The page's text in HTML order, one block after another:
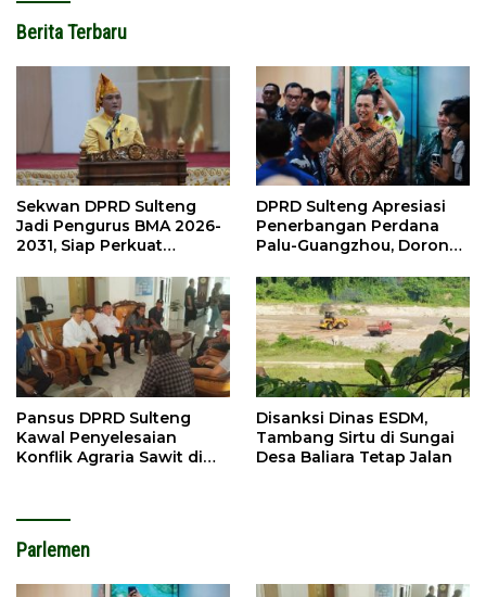
Berita Terbaru
Sekwan DPRD Sulteng
Jadi Pengurus BMA 2026-
2031, Siap Perkuat
DPRD Sulteng Apresiasi
Penerbangan Perdana
Palu-Guangzhou, Dorong
Pansus DPRD Sulteng
Kawal Penyelesaian
Konflik Agraria Sawit di
Disanksi Dinas ESDM,
Tambang Sirtu di Sungai
Desa Baliara Tetap Jalan
Parlemen